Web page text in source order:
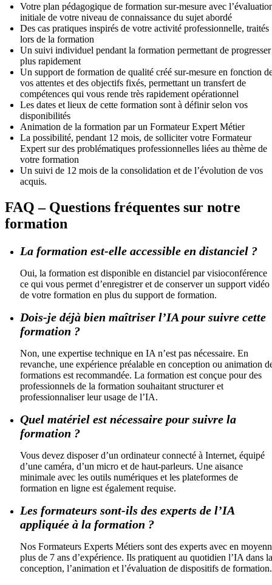
Votre plan pédagogique de formation sur-mesure avec
initiale de votre niveau de connaissance du sujet abordé
Des cas pratiques inspirés de votre activité professionnelle, traités
lors de la formation
Un suivi individuel pendant la formation permettant de progresser
plus rapidement
Un support de formation de qualité créé sur-mesure en fonction
vos attentes et des objectifs fixés, permettant un transfert de
compétences qui vous rende très rapidement opérationnel
Les dates et lieux de cette formation sont à définir selon vos
disponibilités
Animation de la formation par un Formateur Expert Métier
La possibilité, pendant 12 mois, de solliciter votre Formateur
Expert sur des problématiques professionnelles liées au thème de
votre formation
Un suivi de 12 mois de la consolidation et de l’évolution de vos
acquis.
FAQ – Questions fréquentes sur notre
formation
La formation est-elle accessible en distanciel ?
Oui, la formation est disponible en distanciel par visioconférence
ce qui vous permet d’enregistrer et de conserver un support vidéo
de votre formation en plus du support de formation.
Dois-je déjà bien maîtriser l’IA pour suivre cette
formation ?
Non, une expertise technique en IA n’est pas nécessaire. En
revanche, une expérience préalable en conception ou animation
formations est recommandée. La formation est conçue pour des
professionnels de la formation souhaitant structurer et
professionnaliser leur usage de l’IA.
Quel matériel est nécessaire pour suivre la
formation ?
Vous devez disposer d’un ordinateur connecté à Internet, équipé
d’une caméra, d’un micro et de haut-parleurs. Une aisance
minimale avec les outils numériques et les plateformes de
formation en ligne est également requise.
Les formateurs sont-ils des experts de l’IA
appliquée à la formation ?
Nos Formateurs Experts Métiers sont des experts avec en
plus de 7 ans d’expérience. Ils pratiquent au quotidien l’IA dans la
conception, l’animation et l’évaluation de dispositifs de formation.